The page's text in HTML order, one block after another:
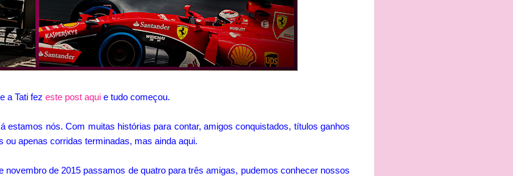
a Tati fez este post aqui e tudo começou.
estamos nós. Com muitas histórias para contar, amigos conquistados, títulos ganhos
ou apenas corridas terminadas, mas ainda aqui.
novembro de 2015 passamos de quatro para três amigas, pudemos conhecer nossos